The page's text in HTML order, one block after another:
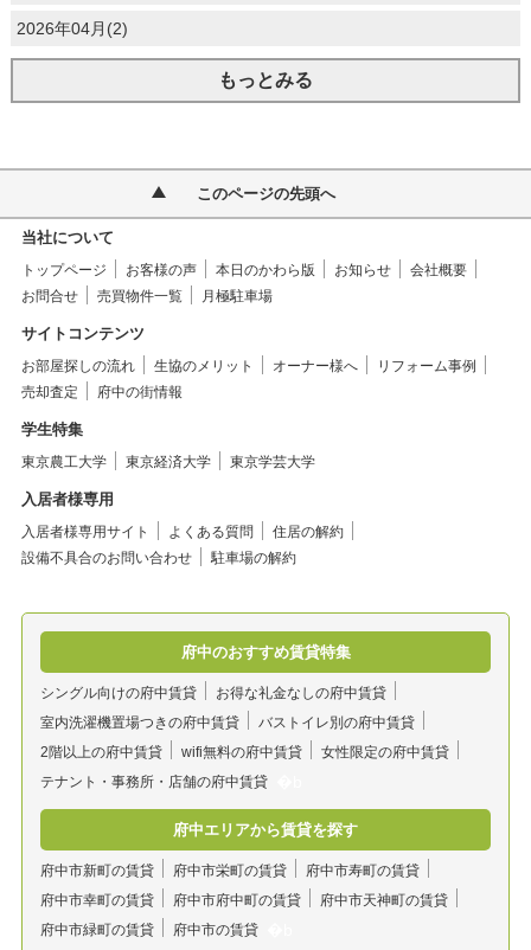
2026年04月(2)
もっとみる
このページの先頭へ
当社について
トップページ お客様の声 本日のかわら版 お知らせ
会社概要
お問合せ
売買物件一覧 月極駐車場
サイトコンテンツ
お部屋探しの流れ 生協のメリット オーナー様へ
リフォーム事例
売却査定
府中の街情報
学生特集
東京農工大学 東京経済大学 東京学芸大学
入居者様専用
入居者様専用サイト よくある質問
住居の解約
設備不具合のお問い合わせ
駐車場の解約
府中のおすすめ賃貸特集
シングル向けの府中賃貸
お得な礼金なしの府中賃貸
室内洗濯機置場つきの府中賃貸
バストイレ別の府中賃貸
2階以上の府中賃貸
wifi無料の府中賃貸
女性限定の府中賃貸
テナント・事務所・店舗の府中賃貸
府中エリアから賃貸を探す
府中市新町の賃貸 府中市栄町の賃貸
府中市寿町の賃貸
府中市幸町の賃貸
府中市府中町の賃貸
府中市天神町の賃貸
府中市緑町の賃貸
府中市の賃貸